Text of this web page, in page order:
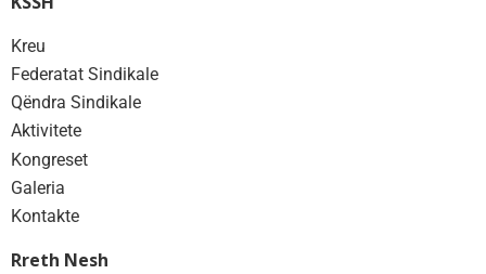
Kreu
Federatat Sindikale
Qëndra Sindikale
Aktivitete
Kongreset
Galeria
Kontakte
Rreth Nesh